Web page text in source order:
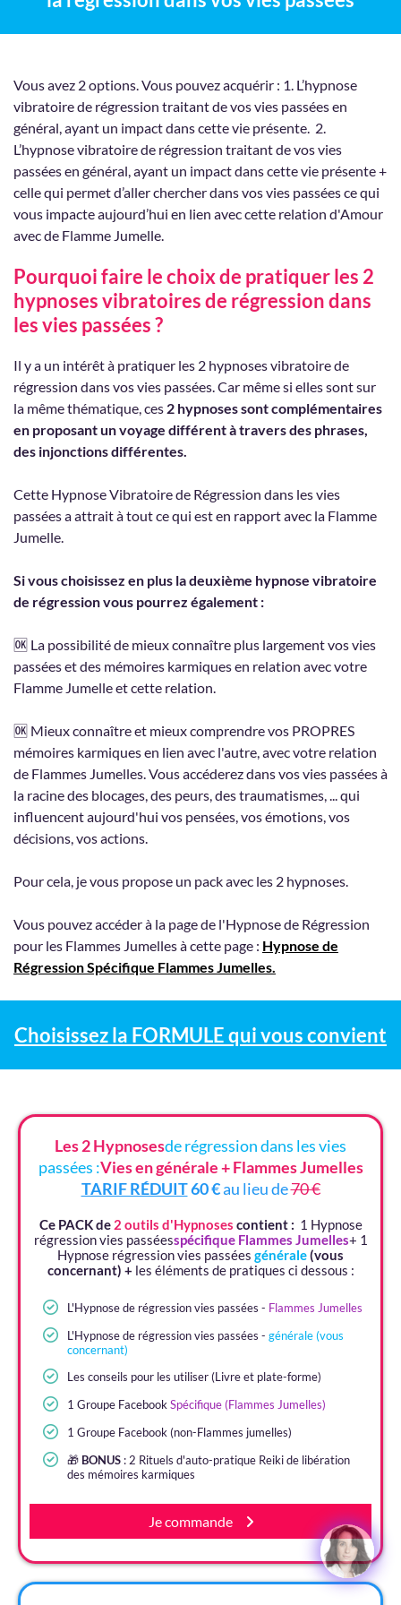
show, ce n'est pas représentatif) .
Vous avez 2 options. Vous pouvez acquérir : 1. L’hypnose
vibratoire de régression traitant de vos vies passées en
général, ayant un impact dans cette vie présente. 2.
L’hypnose vibratoire de régression traitant de vos vies
passées en général, ayant un impact dans cette vie présente +
celle qui permet d’aller chercher dans vos vies passées ce qui
vous impacte aujourd’hui en lien avec cette relation d'Amour
avec de Flamme Jumelle.
Pourquoi faire le choix de pratiquer les 2
hypnoses vibratoires de régression dans
les vies passées ?
Il y a un intérêt à pratiquer les 2 hypnoses vibratoire de
régression dans vos vies passées. Car même si elles sont sur
la même thématique, ces 2 hypnoses sont complémentaires
en proposant un voyage différent à travers des phrases,
des injonctions différentes.
Cette Hypnose Vibratoire de Régression dans les vies
passées a attrait à tout ce qui est en rapport avec la Flamme
Jumelle.
Si vous choisissez en plus la deuxième hypnose vibratoire
de régression vous pourrez également :
🆗 La possibilité de mieux connaître plus largement vos vies
passées et des mémoires karmiques en relation avec votre
Flamme Jumelle et cette relation.
🆗 Mieux connaître et mieux comprendre vos PROPRES
mémoires karmiques en lien avec l'autre, avec votre relation
de Flammes Jumelles. Vous accéderez dans vos vies passées à
la racine des blocages, des peurs, des traumatismes, ... qui
influencent aujourd'hui vos pensées, vos émotions, vos
décisions, vos actions.
Pour cela, je vous propose un pack avec les 2 hypnoses.
Vous pouvez accéder à la page de l'Hypnose de Régression
pour les Flammes Jumelles à cette page : Hypnose de
Régression Spécifique Flammes Jumelles.
Choisissez la FORMULE qui vous convient
Les 2 Hypnosesde régression dans les vies
passées :Vies en générale + Flammes Jumelles
TARIF RÉDUIT60 €au lieu de70 €
Ce PACK de2 outils d'Hypnoses contient : 1 Hypnose
régression vies passéesspécifique Flammes Jumelles+ 1
Hypnose régression vies passées générale(vous
concernant) + les éléments de pratiques ci dessous :
L'Hypnose de régression vies passées - Flammes Jumelles
L'Hypnose de régression vies passées - générale (vous
concernant)
Les conseils pour les utiliser (Livre et plate-forme)
1 Groupe FacebookSpécifique (Flammes Jumelles)
1 Groupe Facebook (non-Flammes jumelles)
🎁 BONUS : 2 Rituels d'auto-pratique Reiki de libération
des mémoires karmiques
Je commande